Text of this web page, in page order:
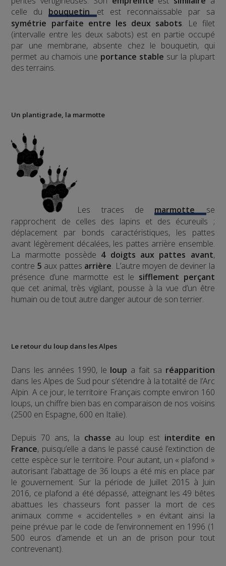
celle dubouquetin et est reconnaissable par sa
symétrie parfaite entre les deux sabots. Le filet
(intervalle entre les deux sabots) est en partie occupé
par une membrane, absente chez le bouquetin, qui
permet au chamois une portance stable sur la plupart
des terrains.
Un plantigrade, la marmotte
Les traces demarmotte
se
rapprochent de celles des lapins et des écureuils ;
déplacement par bonds caractéristiques, les pattes
avant légèrement décalées, les pattes arrière ensemble.
La marmotte possède 4 doigts aux pattes avant,
contre 5 aux pattes arrière. L’autre moyen de deviner la
présence d’une marmotte est le sifflement perçant
que cet animal, très vigilant, pousse à la vue d’un être
humain ou de tout autre danger autour de son terrier.
Le retour du loup dans les Alpes
Dans les années 1990, le loup a fait sa réapparition
dans les Alpes de Sud pour s’étendre à la totalité de l’Arc
Alpin. A ce jour, le territoire Français compte environ 160
loups, un chiffre bien bas en comparaison de nos voisins
(2500 en Espagne, 600 en Italie).
Depuis 70 ans, la chasse au loup est interdite en
France, puisqu’elle a dans le passé causé l’extinction de
cette espèce sur le territoire. Pour autant, un « plafond »
autorisant l’abattage de 36 loups a été mis en place par
le gouvernement. Sur la période de Juillet 2015 à Juin
2016, ce plafond a été dépassé, atteignant les 49 bêtes
abattues les chasseurs font passer la mort de ces
animaux comme « accidentelles » en évitant ainsi la
peine prévue par le code de l’environnement en 1996 (1
500 euros d’amende et un an de prison pour tout
contrevenant).